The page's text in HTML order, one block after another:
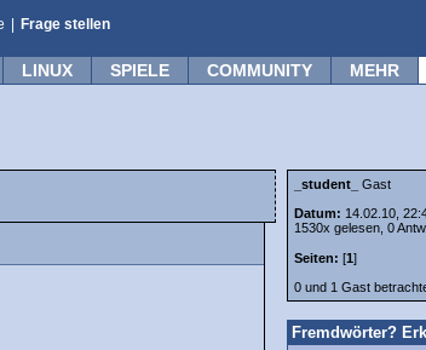
Frage stellen
LINUX SPIELE COMMUNITY MEHR
_student_
Gast
Datum: 14.02.10,
1530x gelesen, 0
Seiten: [1]
0 und 1 Gast
Fremdwörter?